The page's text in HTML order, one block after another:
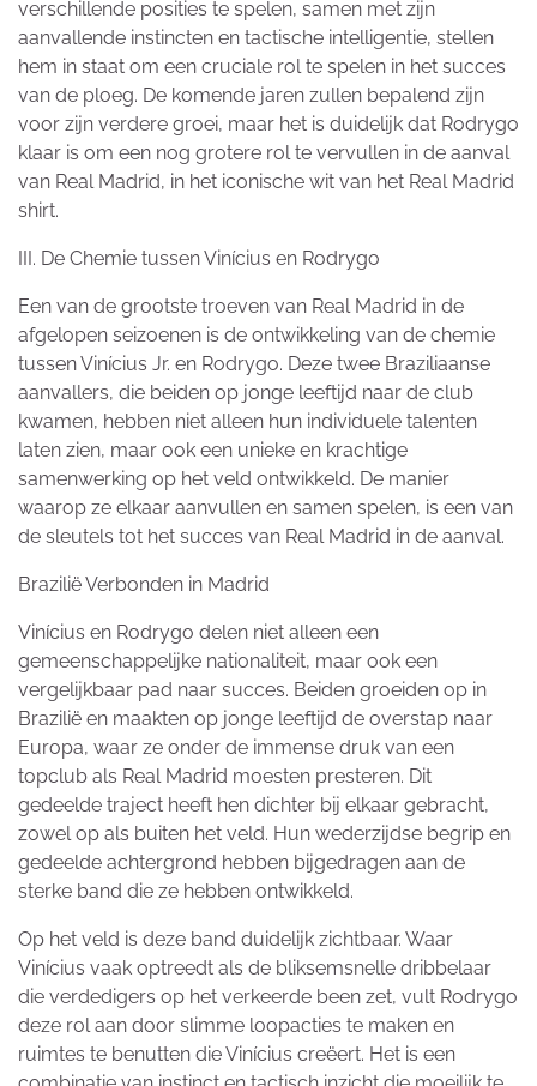
verschillende posities te spelen, samen met zijn
aanvallende instincten en tactische intelligentie, stellen
hem in staat om een cruciale rol te spelen in het succes
van de ploeg. De komende jaren zullen bepalend zijn
voor zijn verdere groei, maar het is duidelijk dat Rodrygo
klaar is om een nog grotere rol te vervullen in de aanval
van Real Madrid, in het iconische wit van het Real Madrid
shirt.
III. De Chemie tussen Vinícius en Rodrygo
Een van de grootste troeven van Real Madrid in de
afgelopen seizoenen is de ontwikkeling van de chemie
tussen Vinícius Jr. en Rodrygo. Deze twee Braziliaanse
aanvallers, die beiden op jonge leeftijd naar de club
kwamen, hebben niet alleen hun individuele talenten
laten zien, maar ook een unieke en krachtige
samenwerking op het veld ontwikkeld. De manier
waarop ze elkaar aanvullen en samen spelen, is een van
de sleutels tot het succes van Real Madrid in de aanval.
Brazilië Verbonden in Madrid
Vinícius en Rodrygo delen niet alleen een
gemeenschappelijke nationaliteit, maar ook een
vergelijkbaar pad naar succes. Beiden groeiden op in
Brazilië en maakten op jonge leeftijd de overstap naar
Europa, waar ze onder de immense druk van een
topclub als Real Madrid moesten presteren. Dit
gedeelde traject heeft hen dichter bij elkaar gebracht,
zowel op als buiten het veld. Hun wederzijdse begrip en
gedeelde achtergrond hebben bijgedragen aan de
sterke band die ze hebben ontwikkeld.
Op het veld is deze band duidelijk zichtbaar. Waar
Vinícius vaak optreedt als de bliksemsnelle dribbelaar
die verdedigers op het verkeerde been zet, vult Rodrygo
deze rol aan door slimme loopacties te maken en
ruimtes te benutten die Vinícius creëert. Het is een